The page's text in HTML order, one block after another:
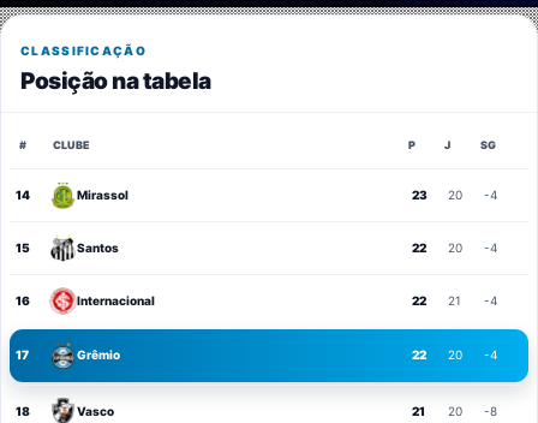
CLASSIFICAÇÃO
Posição na tabela
# CLUBE P J SG
14 Mirassol 23 20 -4
15 Santos 22 20 -4
16 Internacional 22 21 -4
17 Grêmio 22 20 -4
18 Vasco 21 20 -8